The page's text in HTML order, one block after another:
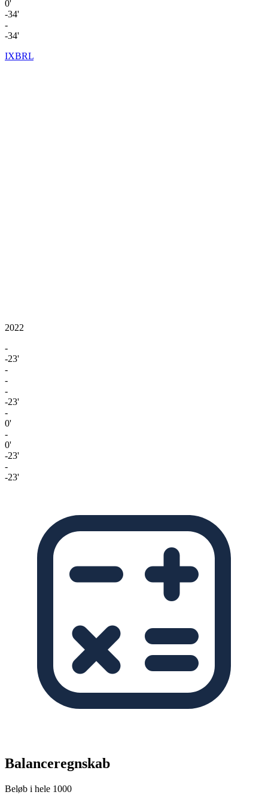
0'
-34'
-
-34'
IXBRL
2022
-
-23'
-
-
-
-23'
-
0'
-
0'
-23'
-
-23'
Balanceregnskab
Beløb i hele 1000